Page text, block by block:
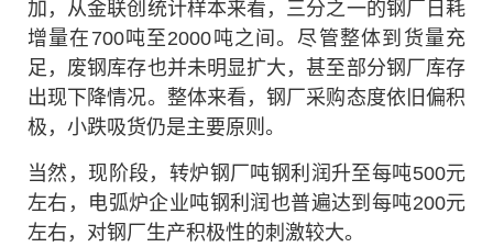
加，从金联创统计样本来看，三分之一的钢厂日耗
增量在700吨至2000吨之间。尽管整体到货量充
足，废钢库存也并未明显扩大，甚至部分钢厂库存
出现下降情况。整体来看，钢厂采购态度依旧偏积
极，小跌吸货仍是主要原则。
当然，现阶段，转炉钢厂吨钢利润升至每吨500元
左右，电弧炉企业吨钢利润也普遍达到每吨200元
左右，对钢厂生产积极性的刺激较大。